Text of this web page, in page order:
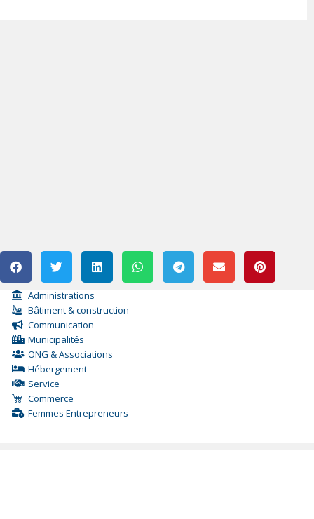
Administrations
Bâtiment & construction
Communication
Municipalités
ONG & Associations
Hébergement
Service
Commerce
Femmes Entrepreneurs